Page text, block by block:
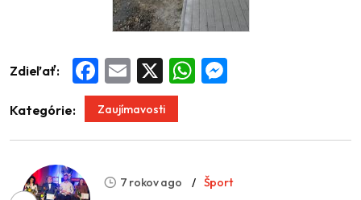
Zdieľať: Facebook
Email WhatsApp
Kategórie: Zaujímavosti
7 rokov ago Šport